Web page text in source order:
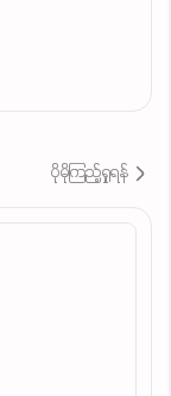
ပိုမိုကြည့်ရှုရန်